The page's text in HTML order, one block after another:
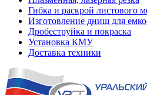
Гибка и раскрой листового
Изготовление днищ для
Дробеструйка и покраска
Установка КМУ
Доставка техники